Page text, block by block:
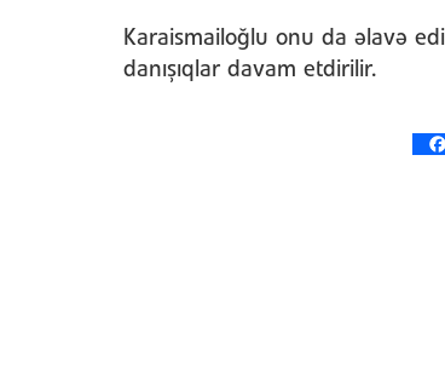
Karaismailoğlu onu da əlavə
danışıqlar davam etdirilir.